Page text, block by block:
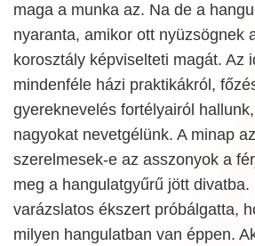
maga a munka az. Na de a
nyaranta, amikor ott nyüzsögnek
korosztály képviselteti magát. Az
mindenféle házi praktikákról,
gyereknevelés fortélyairól
nagyokat nevetgélünk. A minap
szerelmesek-e az asszonyok a
meg a hangulatgyűrű jött divatba.
varázslatos ékszert próbálgatta,
milyen hangulatban van éppen.